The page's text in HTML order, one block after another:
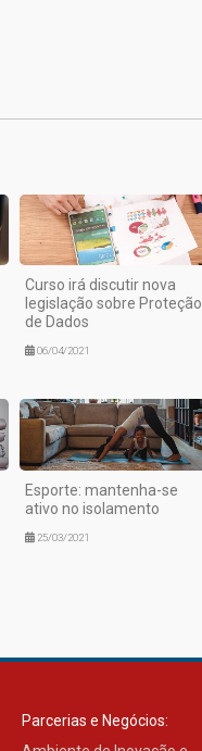
Curso irá discutir nova
legislação sobre Proteção
de Dados
06/04/2021
Esporte: mantenha-se
ativo no isolamento
25/03/2021
Parcerias e Negócios: